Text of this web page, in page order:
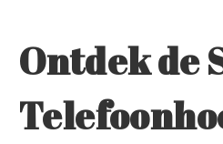
Ontdek de